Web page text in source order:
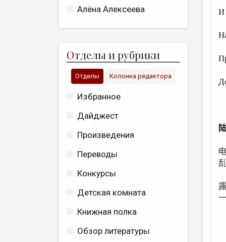
Алёна Алексеева
Отделы и рубрики
Отделы Колонка редактора
Избранное
Дайджест
Произведения
Переводы
Конкурсы
Детская комната
Книжная полка
Обзор литературы
И